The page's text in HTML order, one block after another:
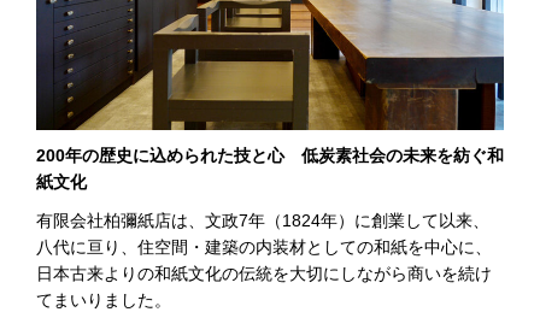
200年の歴史に込められた技と心 低炭素社会の未来を紡ぐ和
紙文化
有限会社柏彌紙店は、文政7年（1824年）に創業して以来、
八代に亘り、住空間・建築の内装材としての和紙を中心に、
日本古来よりの和紙文化の伝統を大切にしながら商いを続け
てまいりました。